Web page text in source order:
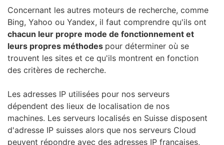
Concernant les autres moteurs de recherche, comme
Bing, Yahoo ou Yandex, il faut comprendre qu'ils ont
chacun leur propre mode de fonctionnement et
leurs propres méthodes pour déterminer où se
trouvent les sites et ce qu'ils montrent en fonction
des critères de recherche.
Les adresses IP utilisées pour nos serveurs
dépendent des lieux de localisation de nos
machines. Les serveurs localisés en Suisse disposent
d'adresse IP suisses alors que nos serveurs Cloud
peuvent répondre avec des adresses IP françaises,